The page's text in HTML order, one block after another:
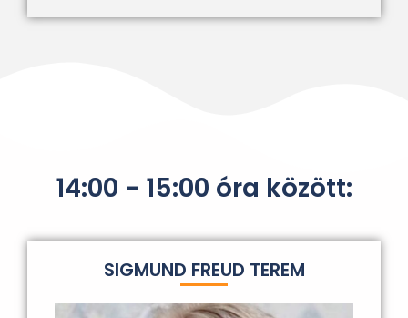
14:00 - 15:00 óra között:
SIGMUND FREUD TEREM